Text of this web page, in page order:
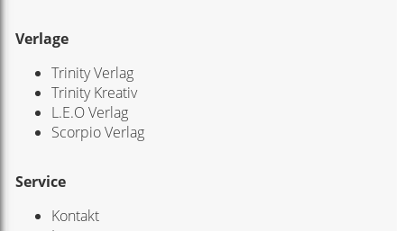
Verlage
Trinity Verlag
Trinity Kreativ
L.E.O Verlag
Scorpio Verlag
Service
Kontakt